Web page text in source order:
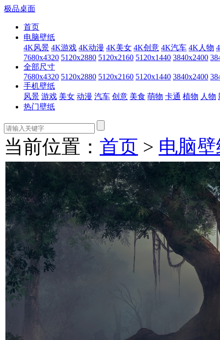
极品桌面
首页
电脑壁纸
4K风景 4K游戏 4K动漫 4K美女 4K创意 4K汽车 4K人物
7680x4320 5120x2880 5120x2160 5120x1440 3840x2400
全部尺寸
7680x4320 5120x2880 5120x2160 5120x1440 3840x2400
手机壁纸
风景 游戏 美女 动漫 汽车 创意 美食 萌物 卡通 植物 人物
热门壁纸
当前位置： 首页 > 电脑